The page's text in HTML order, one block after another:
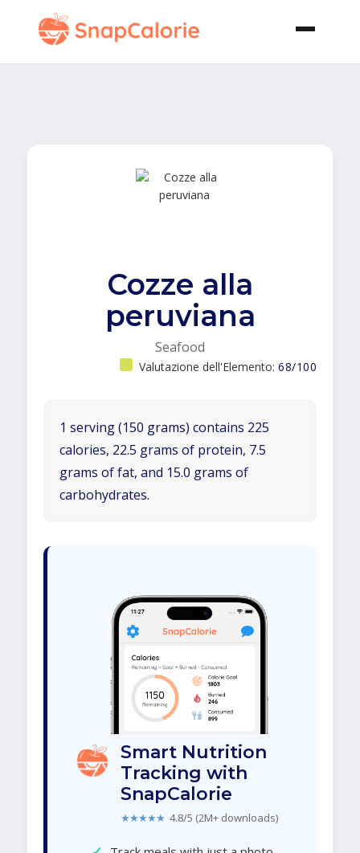
Cozze alla
peruviana
Seafood
Valutazione dell'Elemento: 68/100
1 serving (150 grams) contains 225
calories, 22.5 grams of protein, 7.5
grams of fat, and 15.0 grams of
carbohydrates.
Smart Nutrition
Tracking with
SnapCalorie
★★★★★ 4.8/5 (2M+ downloads)